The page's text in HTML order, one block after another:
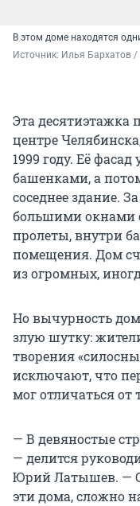
В этом доме находятся
Источник: Илья Бархатов /
Эта десятиэтажка
центре
1999 году. Её
башенками, а
соседнее здание.
большими окнами
пролеты, внутри
помещения. Дом
из огромных,
Но вычурность
злую шутку:
творения
исключают, что
мог отличаться от
— В девяностые
— делится
Юрий Латышев. —
эти дома, сложно